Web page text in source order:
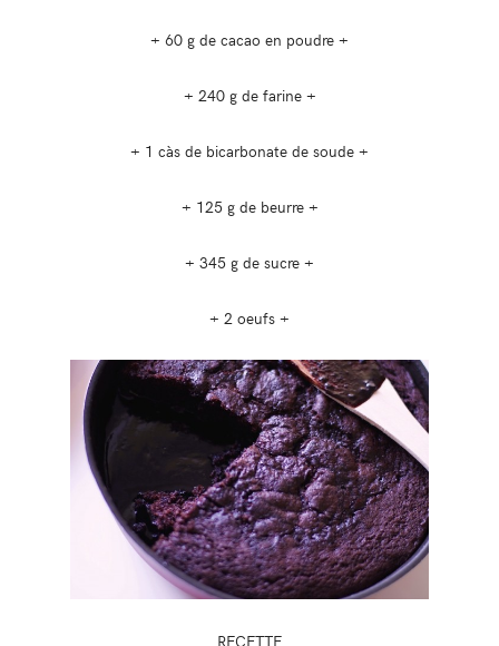
+ 60 g de cacao en poudre +
+ 240 g de farine +
+ 1 càs de bicarbonate de soude +
+ 125 g de beurre +
+ 345 g de sucre +
+ 2 oeufs +
RECETTE